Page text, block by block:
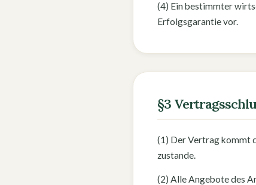
(4) Ein bestimmter
Erfolgsgarantie vor.
§3
(1) Der Vertrag kommt
zustande.
(2) Alle Angebote des